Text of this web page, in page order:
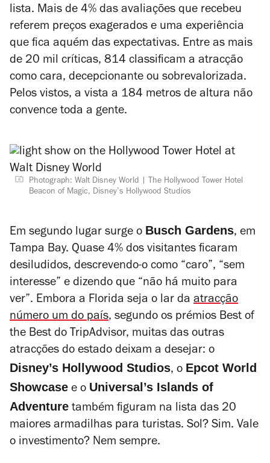
lista. Mais de 4% das avaliações que recebeu
referem preços exagerados e uma experiência
que fica aquém das expectativas. Entre as mais
de 20 mil críticas, 814 classificam a atracção
como cara, decepcionante ou sobrevalorizada.
Pelos vistos, a vista a 184 metros de altura não
convence toda a gente.
Photograph: Walt Disney World
The Hollywood Tower Hotel
Beacon of Magic, Disney’s Hollywood Studios
Em segundo lugar surge o Busch Gardens, em
Tampa Bay. Quase 4% dos visitantes ficaram
desiludidos, descrevendo-o como “caro”, “sem
interesse” e dizendo que “não há muito para
ver”. Embora a Florida seja o lar da atracção
número um do país, segundo os prémios Best of
the Best do TripAdvisor, muitas das outras
atracções do estado deixam a desejar: o
Disney’s Hollywood Studios, o Epcot World
Showcase e o Universal’s Islands of
Adventure também figuram na lista das 20
maiores armadilhas para turistas. Sol? Sim. Vale
o investimento? Nem sempre.